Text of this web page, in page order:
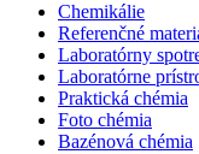
Chemikálie
Referenčné
Laboratórny
Laboratórne
Praktická chémia
Foto chémia
Bazénová chémia